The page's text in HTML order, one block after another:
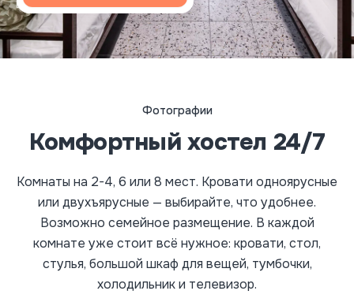
временного проживания
Фотографии
Комфортный хостел 24/7
Комнаты на 2-4, 6 или 8 мест. Кровати одноярусные
или двухъярусные — выбирайте, что удобнее.
Возможно семейное размещение. В каждой
комнате уже стоит всё нужное: кровати, стол,
стулья, большой шкаф для вещей, тумбочки,
холодильник и телевизор.